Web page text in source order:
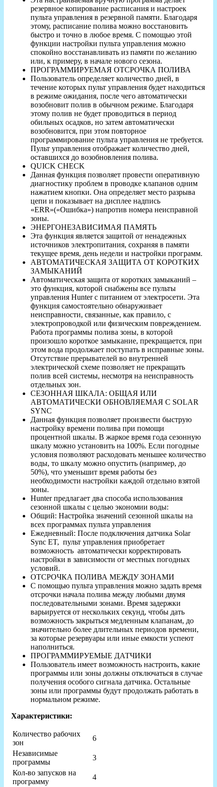
резервное копирование расписания и настроек
пульта управления в резервной памяти. Благодаря
этому, расписание полива можно восстановить
быстро и точно в любое время. С помощью этой
функции настройки пульта управления можно
спокойно восстанавливать из памяти по желанию
или, к примеру, в начале нового сезона.
ПРОГРАММИРУЕМАЯ ОТСРОЧКА ПОЛИВА
Пользователь определяет количество дней, в
течение которых пульт управления будет находиться
в режиме ожидания, после чего автоматически
возобновит полив в обычном режиме. Благодаря
этому полив не будет проводиться в период
обильных осадков, но затем автоматически
возобновится, при этом повторное
программирование пульта управления не требуется.
Пульт управления отображает количество дней,
оставшихся до возобновления полива.
QUICK CHECK
Данная функция позволяет провести оперативную
диагностику проблем в проводке клапанов одним
нажатием кнопки. Она определяет место разрыва
цепи и показывает на дисплее надпись
«ERR»(«Ошибка») напротив номера неисправной
зоны.
ЭНЕРГОНЕЗАВИСИМАЯ ПАМЯТЬ
Эта функция является защитой от ненадежных
источников электропитания, сохраняя в памяти
текущее время, день недели и настройки программ.
АВТОМАТИЧЕСКАЯ ЗАЩИТА ОТ КОРОТКИХ
ЗАМЫКАНИЙ
Автоматическая защита от коротких замыканий –
это функция, которой снабжены все пульты
управления Hunter с питанием от электросети. Эта
функция самостоятельно обнаруживает
неисправности, связанные, как правило, с
электропроводкой или физическим повреждением.
Работа программы полива зоны, в которой
произошло короткое замыкание, прекращается, при
этом вода продолжает поступать в исправные зоны.
Отсутствие прерывателей во внутренней
электрической схеме позволяет не прекращать
полив всей системы, несмотря на неисправность
отдельных зон.
СЕЗОННАЯ ШКАЛА: ОБЩАЯ ИЛИ
АВТОМАТИЧЕСКИ ОБНОВЛЯЕМАЯ С SOLAR
SYNC
Данная функция позволяет произвести быструю
настройку времени полива при помощи
процентной шкалы. В жаркое время года сезонную
шкалу можно установить на 100%. Если погодные
условия позволяют расходовать меньшее количество
воды, то шкалу можно опустить (например, до
50%), что уменьшит время работы без
необходимости настройки каждой отдельно взятой
зоны.
Hunter предлагает два способа использования
сезонной шкалы с целью экономии воды:
Общий: Настройка значений сезонной шкалы на
всех программах пульта управления
Ежедневный: После подключения датчика Solar
Sync ET, пульт управления приобретает
возможность автоматически корректировать
настройки в зависимости от местных погодных
условий.
ОТСРОЧКА ПОЛИВА МЕЖДУ ЗОНАМИ
С помощью пульта управления можно задать время
отсрочки начала полива между любыми двумя
последовательными зонами. Время задержки
варьируется от нескольких секунд, чтобы дать
возможность закрыться медленным клапанам, до
значительно более длительных периодов времени,
за которые резервуары или иные емкости успеют
наполниться.
ПРОГРАММИРУЕМЫЕ ДАТЧИКИ
Пользователь имеет возможность настроить, какие
программы или зоны должны отключаться в случае
получения особого сигнала датчика. Остальные
зоны или программы будут продолжать работать в
нормальном режиме.
Характеристики:
Количество рабочих
зон
6
Независимые
программы
3
Кол-во запусков на
программу
4